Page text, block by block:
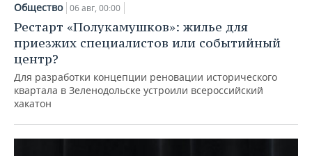
Общество 06 авг, 00:00
Рестарт «Полукамушков»: жилье для
приезжих специалистов или событийный
центр?
Для разработки концепции реновации исторического
квартала в Зеленодольске устроили всероссийский
хакатон